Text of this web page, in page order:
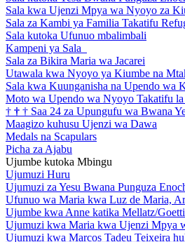
Sala kwa Ujenzi Mpya wa Nyoyo za
Sala za Kambi ya Familia Takatifu
Sala kutoka Ufunuo mbalimbali
Kampeni ya Sala
Sala za Bikira Maria wa Jacarei
Utawala kwa Nyoyo ya Kiumbe na
Sala kwa Kuunganisha na Upendo wa
Moto wa Upendo wa Nyoyo Takatifu
† † † Saa 24 za Upungufu wa Bwana
Maagizo kuhusu Ujenzi wa Dawa
Medals na Scapulars
Picha za Ajabu
Ujumbe kutoka Mbingu
Ujumuzi Huru
Ujumuzi za Yesu Bwana Punguza
Ufunuo wa Maria kwa Luz de Maria,
Ujumbe kwa Anne katika Mellatz/
Ujumuzi kwa Maria kwa Ujenzi Mpya
Ujumuzi kwa Marcos Tadeu Teixeira